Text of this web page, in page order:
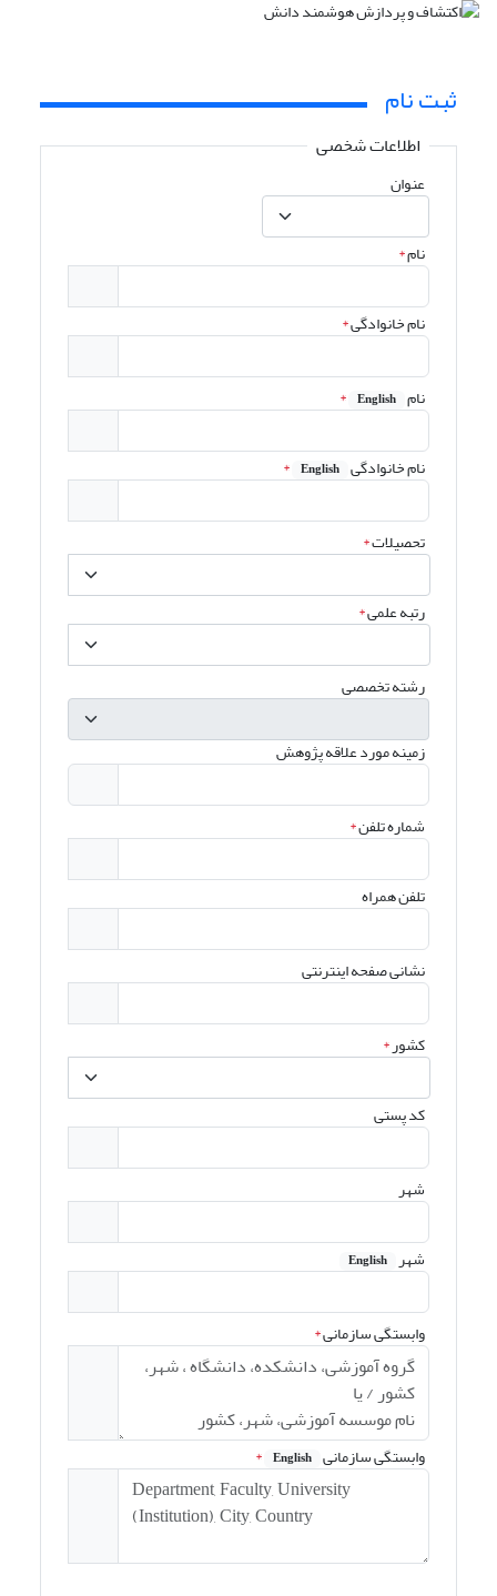
ثبت نام
اطلاعات شخصی
عنوان
نام*
نام خانوادگی*
نام English
*
نام خانوادگی English
*
تحصیلات*
رتبه علمی*
رشته تخصصی
زمینه مورد علاقه پژوهش
شماره تلفن*
تلفن همراه
نشانی صفحه اینترنتی
کشور*
کد پستی
شهر
شهر English
وابستگی سازمانی*
وابستگی سازمانی English
*